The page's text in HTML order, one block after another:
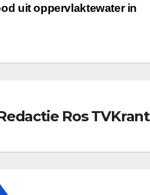
uit oppervlaktewater in
Ros TVKrant